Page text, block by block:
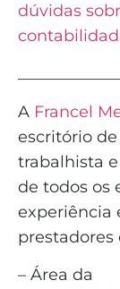
dúvidas
A Francel
escritório
trabalhista
de todos os
experiência
prestadores
– Área da